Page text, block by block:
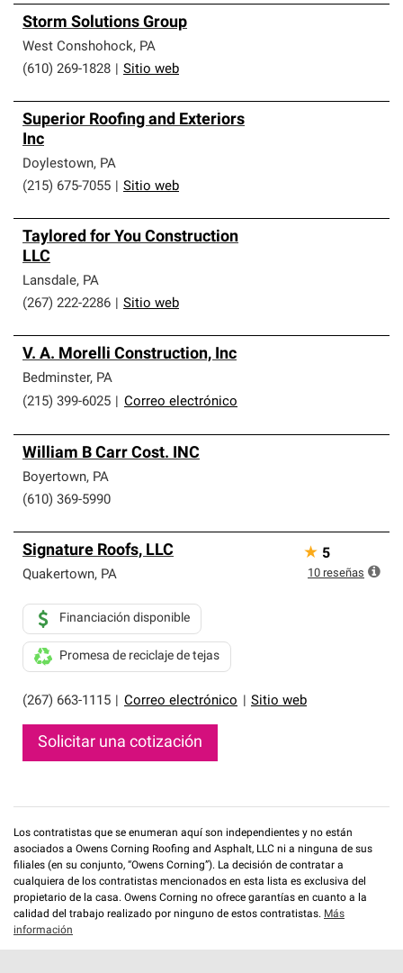
Storm Solutions Group
West Conshohock, PA
(610) 269-1828
Sitio web
Superior Roofing and Exteriors
Inc
Doylestown, PA
(215) 675-7055
Sitio web
Taylored for You Construction
LLC
Lansdale, PA
(267) 222-2286
Sitio web
V. A. Morelli Construction, Inc
Bedminster, PA
(215) 399-6025
Correo electrónico
William B Carr Cost. INC
Boyertown, PA
(610) 369-5990
Signature Roofs, LLC
Quakertown, PA
(267) 663-1115 Correo electrónico Sitio web
Financiación disponible
Promesa de reciclaje de tejas
Solicitar una cotización
★ 5
10 reseñas
Los contratistas que se enumeran aquí son independientes y no están
asociados a Owens Corning Roofing and Asphalt, LLC ni a ninguna de sus
filiales (en su conjunto, “Owens Corning”). La decisión de contratar a
cualquiera de los contratistas mencionados en esta lista es exclusiva del
propietario de la casa. Owens Corning no ofrece garantías en cuanto a la
calidad del trabajo realizado por ninguno de estos contratistas. Más
información